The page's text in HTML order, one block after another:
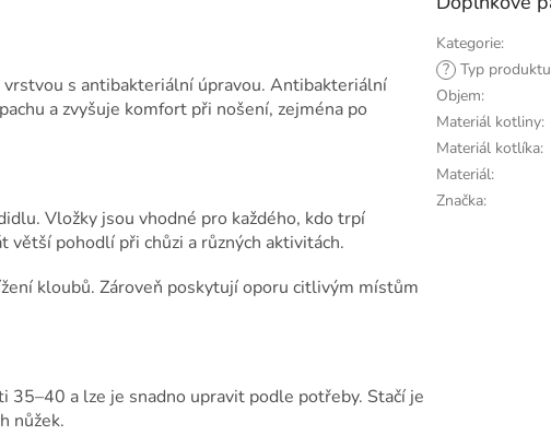
s antibakteriální úpravou. Antibakteriální
a zvyšuje komfort při nošení, zejména po
Vložky jsou vhodné pro každého, kdo trpí
pohodlí při chůzi a různých aktivitách.
kloubů. Zároveň poskytují oporu citlivým místům
35–40 a lze je snadno upravit podle potřeby. Stačí je
nůžek.
Kategorie:
? Typ produktu
Objem:
Materiál kotliny:
Materiál kotlíka:
Materiál:
Značka: